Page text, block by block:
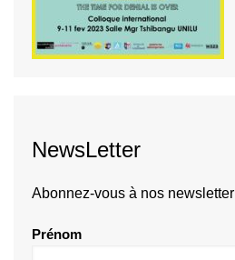
NewsLetter
Abonnez-vous à nos newsletter
Prénom